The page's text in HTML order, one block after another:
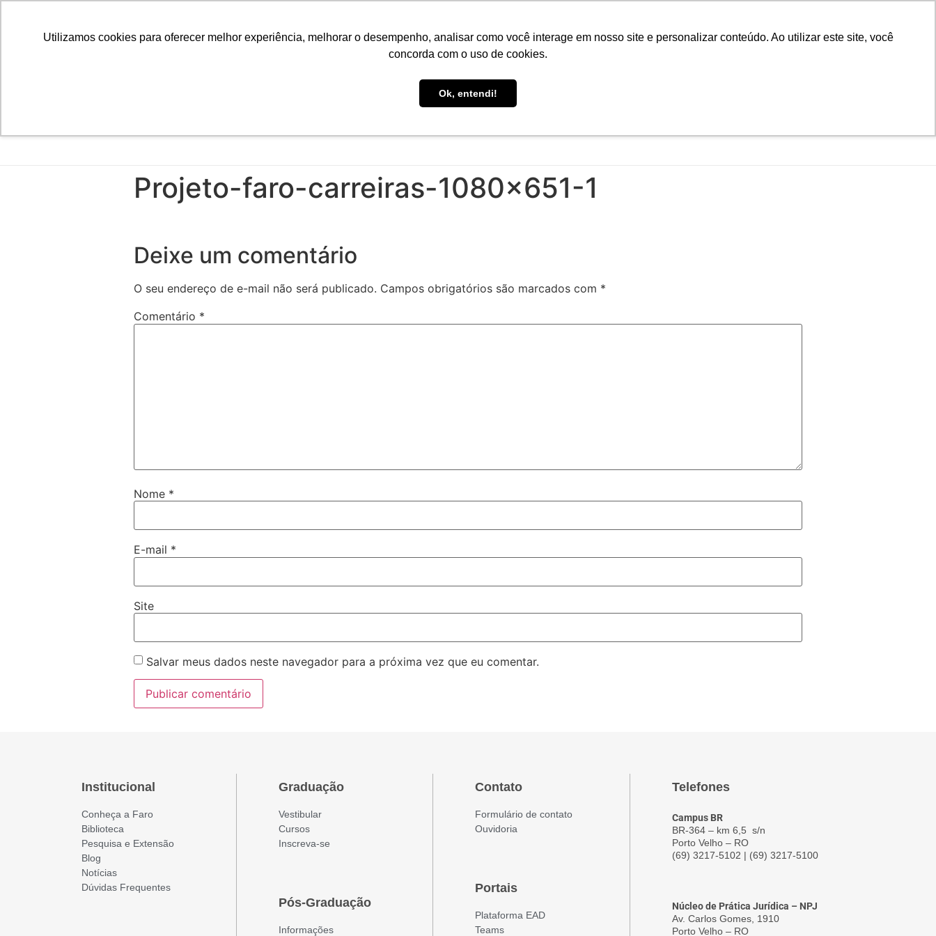
Utilizamos cookies para oferecer melhor experiência, melhorar o desempenho, analisar como você interage em nosso site e personalizar conteúdo. Ao utilizar este site, você
concorda com o uso de cookies.
Ok, entendi!
CONHEÇA A FARO CURSOS
Projeto-faro-carreiras-1080×651-1
Deixe um comentário
O seu endereço de e-mail não será publicado. Campos obrigatórios são marcados com *
Comentário *
Nome *
E-mail *
Site
Salvar meus dados neste navegador para a próxima vez que eu comentar.
Institucional
Conheça a Faro
Biblioteca
Pesquisa e Extensão
Blog
Notícias
Dúvidas Frequentes
Graduação
Vestibular
Cursos
Inscreva-se
Pós-Graduação
Informações
Contato
Formulário de contato
Ouvidoria
Portais
Plataforma EAD
Teams
Telefones
Campus BR
BR-364 – km 6,5 s/n
Porto Velho – RO
(69) 3217-5102 | (69) 3217-5100
Núcleo de Prática Jurídica – NPJ
Av. Carlos Gomes, 1910
Porto Velho – RO